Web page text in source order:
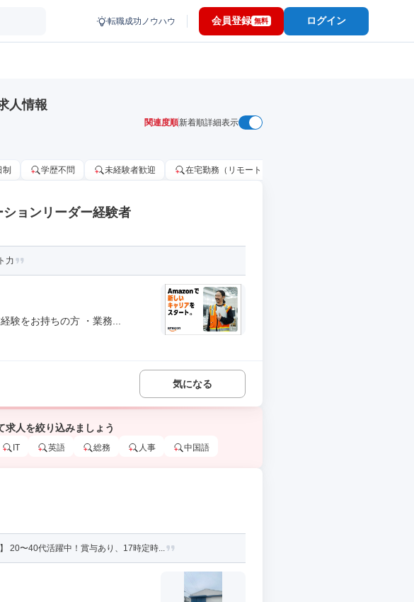
転職成功ノウハウ 会員登録 無料 ログイン
人情報
関連度順新着順詳細表示
学歴不問 未経験者歓迎 在宅勤務（リモートワーク）OK
ョンリーダー経験者
力
験をお持ちの方 ・業務...
気になる
求人を絞り込みましょう
IT 英語 総務 人事 中国語
20〜40代活躍中！賞与あり、17時定時...